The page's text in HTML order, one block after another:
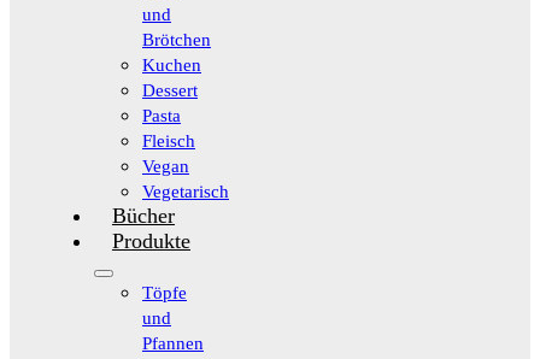
und
Brötchen
Kuchen
Dessert
Pasta
Fleisch
Vegan
Vegetarisch
Bücher
Produkte
Töpfe
und
Pfannen